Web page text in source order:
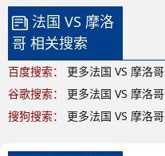
法国 VS 摩洛
哥 相关搜索
百度搜索：
更多法国 VS 摩洛哥
谷歌搜索：
更多法国 VS 摩洛哥
搜狗搜索：
更多法国 VS 摩洛哥